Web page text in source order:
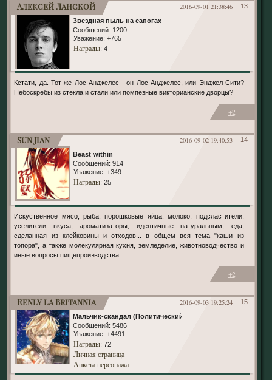
13
2016-09-01 21:38:46
Алексей Ланской
Звездная пыль на сапогах
Сообщений: 1200
Уважение: +765
Награды: 4
Кстати, да. Тот же Лос-Анджелес - он Лос-Анджелес, или Энджел-Сити?
Небоскребы из стекла и стали или помпезные викторианские дворцы?
+2
14
2016-09-02 19:40:53
Sun Jian
Beast within
Сообщений: 914
Уважение: +349
Награды: 25
Искуственное мясо, рыба, порошковые яйца, молоко, подсластители,
уселители вкуса, ароматизаторы, идентичные натуральным, еда,
сделанная из клейковины и отходов... в общем вся тема "каши из
топора", а также молекулярная кухня, земледелие, животноводчество и
иные вопросы пищепроизводства.
+2
15
2016-09-03 19:25:24
Renly la Britannia
Мальчик-скандал (Политический)
Сообщений: 5486
Уважение: +4491
Награды: 72
Личная страница
Анкета персонажа